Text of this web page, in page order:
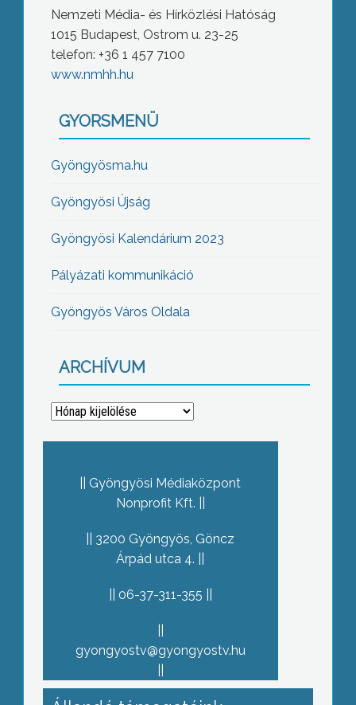
Nemzeti Média- és Hírközlési Hatóság
1015 Budapest, Ostrom u. 23-25
telefon: +36 1 457 7100
www.nmhh.hu
GYORSMENÜ
Gyöngyösma.hu
Gyöngyösi Újság
Gyöngyösi Kalendárium 2023
Pályázati kommunikáció
Gyöngyös Város Oldala
ARCHÍVUM
Archívum
Gyöngyösi Médiaközpont
Nonprofit Kft.
3200 Gyöngyös, Göncz
Árpád utca 4.
06-37-311-355
gyongyostv@gyongyostv.hu